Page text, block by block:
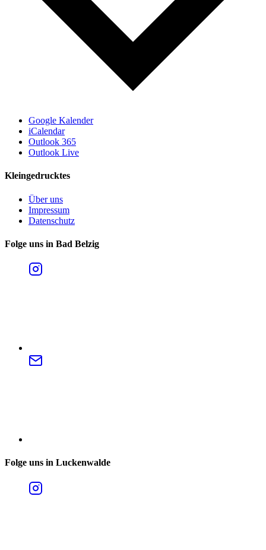
Google Kalender
iCalendar
Outlook 365
Outlook Live
Kleingedrucktes
Über uns
Impressum
Datenschutz
Folge uns in Bad Belzig
Folge uns in Luckenwalde